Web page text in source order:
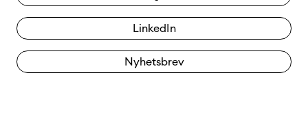
LinkedIn
Nyhetsbrev